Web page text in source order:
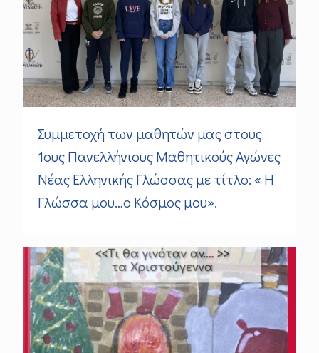
Συμμετοχή των μαθητών μας στους
1ους Πανελλήνιους Μαθητικούς Αγώνες
Νέας Ελληνικής Γλώσσας με τίτλο: « Η
Γλώσσα μου…ο Κόσμος μου».